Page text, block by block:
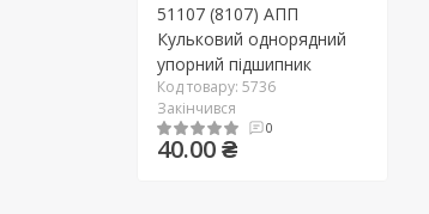
51107 (8107) АПП
Кульковий однорядний
упорний підшипник
Код товару: 5736
Закінчився
0
40.00 ₴